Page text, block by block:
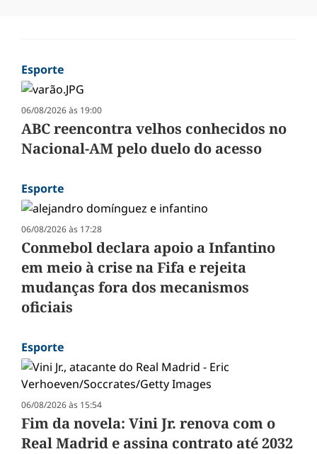
Esporte
06/08/2026 às 19:00
ABC reencontra velhos conhecidos no
Nacional-AM pelo duelo do acesso
Esporte
06/08/2026 às 17:28
Conmebol declara apoio a Infantino
em meio à crise na Fifa e rejeita
mudanças fora dos mecanismos
oficiais
Esporte
06/08/2026 às 15:54
Fim da novela: Vini Jr. renova com o
Real Madrid e assina contrato até 2032